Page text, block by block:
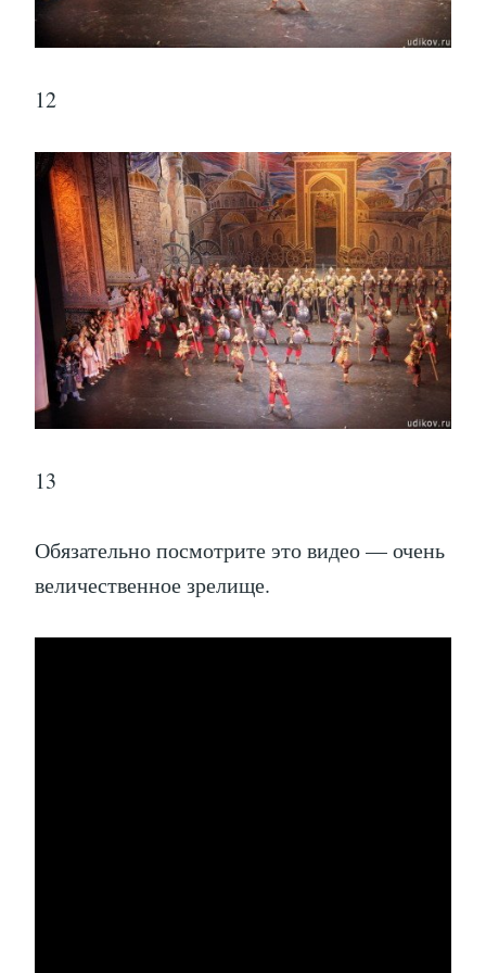
12
13
Обязательно посмотрите это видео — очень
величественное зрелище.